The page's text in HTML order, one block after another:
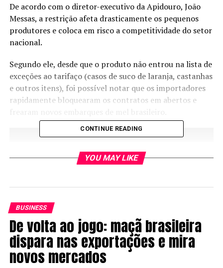
De acordo com o diretor-executivo da Apidouro, João
Messas, a restrição afeta drasticamente os pequenos
produtores e coloca em risco a competitividade do setor
nacional.
Segundo ele, desde que o produto não entrou na lista de
exceções ao tarifaço (casos de suco de laranja, castanhas
e outros itens), foi possível notar que os importadores
rapidamente bloquearam os contratos em abertos e
CONTINUE READING
YOU MAY LIKE
BUSINESS
De volta ao jogo: maçã brasileira
dispara nas exportações e mira
novos mercados